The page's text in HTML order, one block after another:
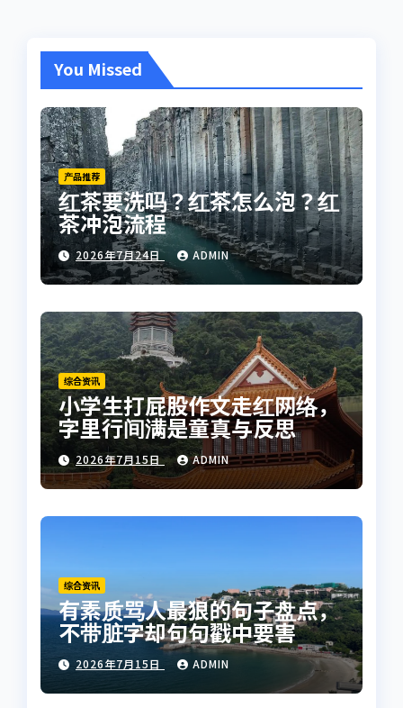
You Missed
产品推荐
红茶要洗吗？红茶怎么泡？红
茶冲泡流程
2026年7月24日 ADMIN
综合资讯
小学生打屁股作文走红网络，
字里行间满是童真与反思
2026年7月15日 ADMIN
综合资讯
有素质骂人最狠的句子盘点，
不带脏字却句句戳中要害
2026年7月15日 ADMIN